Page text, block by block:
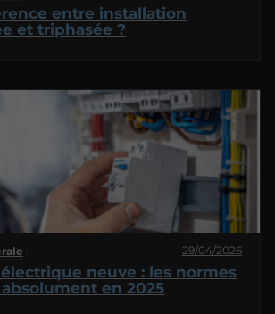
entre installation
et triphasée ?
29/04/2026
neuve : les normes
en 2025